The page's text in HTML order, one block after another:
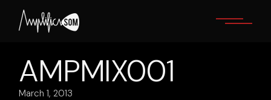
content
AMPMIX001
March 1, 2013